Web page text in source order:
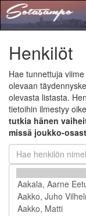
Henkilöt
Hae tunnettuja
olevaan
olevasta listasta.
tietoihin ilmestyy
tutkia hänen
missä joukko-